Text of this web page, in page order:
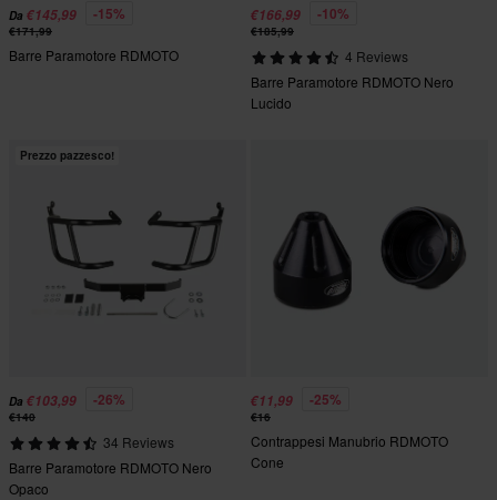
Da €145,99 -15%
€171,99
Barre Paramotore RDMOTO
€166,99 -10%
€185,99
4 Reviews
Barre Paramotore RDMOTO Nero
Lucido
Prezzo pazzesco!
Da €103,99 -26%
€140
34 Reviews
Barre Paramotore RDMOTO Nero
Opaco
€11,99 -25%
€16
Contrappesi Manubrio RDMOTO
Cone